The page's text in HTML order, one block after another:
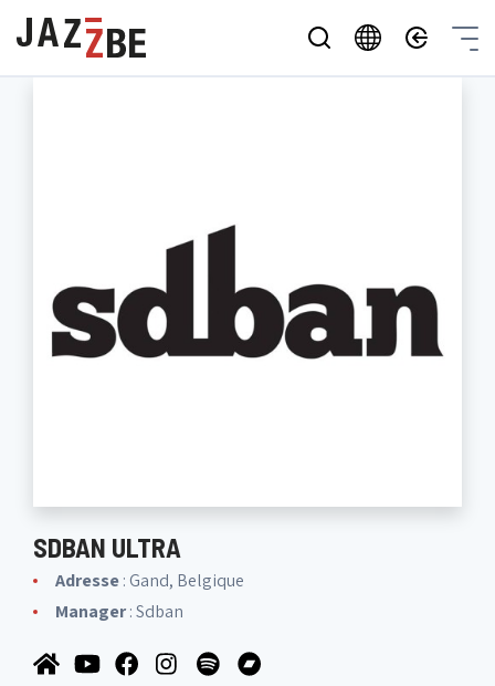
SDBAN ULTRA
Adresse: Gand, Belgique
Manager:Sdban